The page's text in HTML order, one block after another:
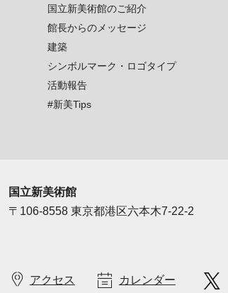
国立新美術館のご紹介
館長からのメッセージ
建築
シンボルマーク・ロゴタイプ
活動報告
#新美Tips
国立新美術館
〒106-8558 東京都港区六本木7-22-2
アクセス カレンダー